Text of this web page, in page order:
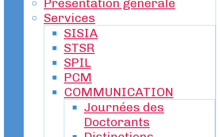
Services
SISIA
STSR
SPIL
PCM
COMMUNICATION
Journées des
Doctorants